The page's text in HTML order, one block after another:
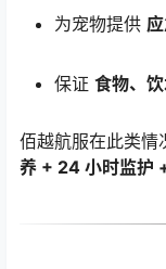
为宠物提供
保证 食物、
佰越航服在此类情
养 + 24 小时监护